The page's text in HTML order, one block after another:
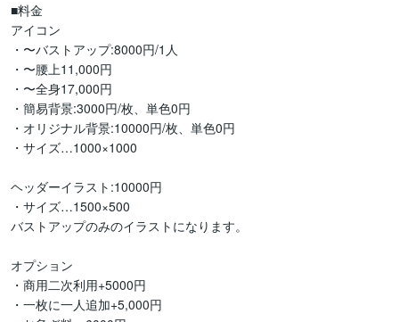
■料金
アイコン
・〜バストアップ:8000円/1人
・〜腰上11,000円
・〜全身17,000円
・簡易背景:3000円/枚、単色0円
・オリジナル背景:10000円/枚、単色0円
・サイズ…1000×1000
ヘッダーイラスト:10000円
・サイズ…1500×500
バストアップのみのイラストになります。
オプション
・商用二次利用+5000円
・一枚に一人追加+5,000円